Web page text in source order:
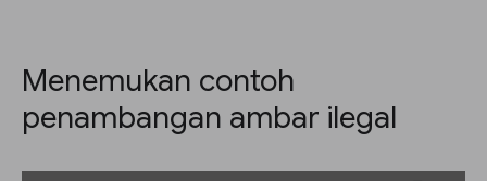
Menemukan contoh
penambangan ambar ilegal